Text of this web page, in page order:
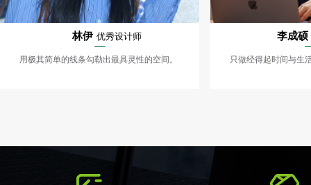
林伊 优秀设计师
用极其简单的线条勾勒出最具灵性的空间。
李成硕
只做经得起时间与生